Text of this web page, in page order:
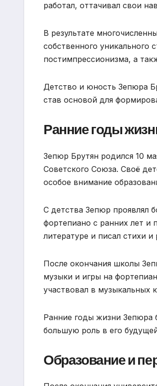
работал, оттачивал свои
В результате
собственного уникального
постимпрессионизма, а
Детство и юность Зепюра
став основой для
Ранние годы
Зепюр Брутян родился 10
Советского Союза. Своё
особое внимание
С детства Зепюр проявлял
фортепиано с ранних лет и
литературе и писал стихи и
После окончания школы
музыки и игры на
участвовал в музыкальных
Ранние годы жизни Зепюра
большую роль в его
Образование и